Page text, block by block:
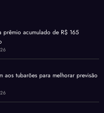
prêmio acumulado de R$ 165
aos tubarões para melhorar previsão